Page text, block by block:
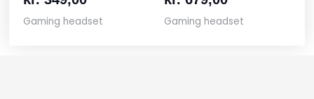
Gaming headset Gaming headset